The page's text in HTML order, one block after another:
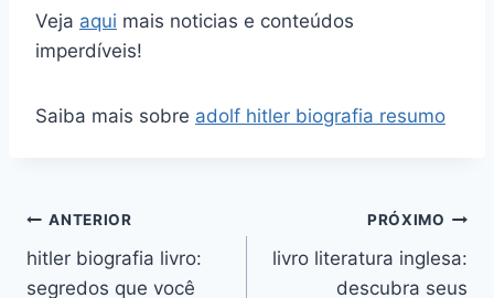
Veja aqui mais noticias e conteúdos
imperdíveis!
Saiba mais sobre adolf hitler biografia resumo
Navegação
de
ANTERIOR
hitler biografia livro:
segredos que você
PRÓXIMO
livro literatura inglesa:
descubra seus